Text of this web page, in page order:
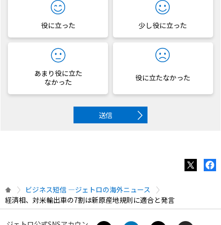
役に立った 少し役に立った
あまり役に立た
なかった
役に立たなかった
送信
ビジネス短信 ―ジェトロの海外ニュース
経済相、対米輸出車の7割は新原産地規則に適合と発言